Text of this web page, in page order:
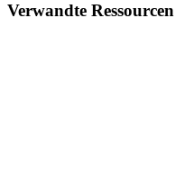
Verwandte Ressourcen